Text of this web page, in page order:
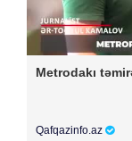
Metrodakı
Qafqazinfo.az